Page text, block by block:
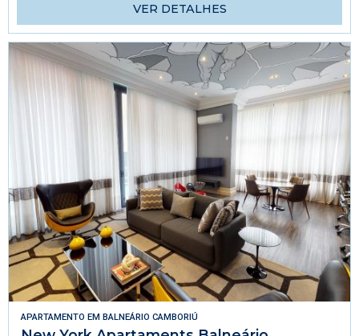
VER DETALHES
APARTAMENTO EM BALNEÁRIO CAMBORIÚ